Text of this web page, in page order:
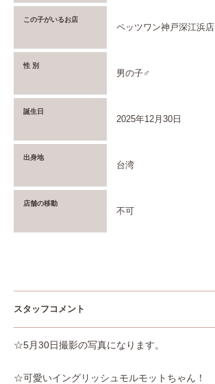
この子がいるお店
ペッツワン神戸深江浜店
性 別
男の子♂
誕生日
2025年12月30日
出身地
台湾
店舗の移動
不可
スタッフコメント
☆5月30日撮影の写真になります。
☆可愛いイングリッシュモルモットちゃん！